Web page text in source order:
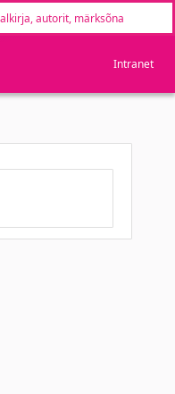
Intranet